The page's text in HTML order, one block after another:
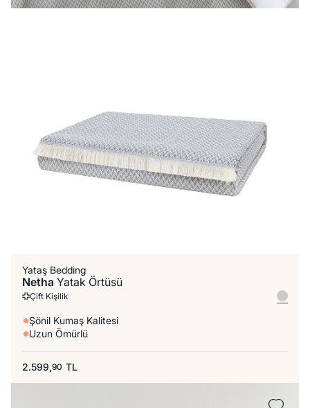
Yataş Bedding
Netha Yatak Örtüsü
Çift Kişilik
Şönil Kumaş Kalitesi
Uzun Ömürlü
2.599,90 TL